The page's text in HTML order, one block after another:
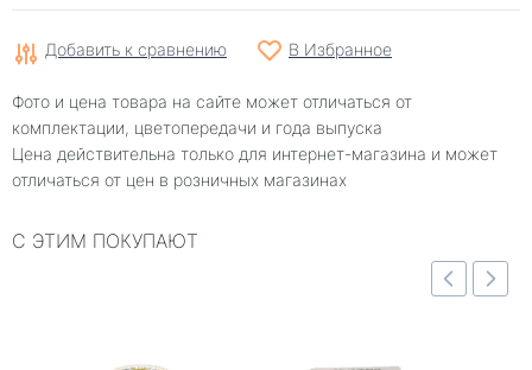
Добавить к сравнению В Избранное
Фото и цена товара на сайте может отличаться от
комплектации, цветопередачи и года выпуска
Цена действительна только для интернет-магазина и может
отличаться от цен в розничных магазинах
С ЭТИМ ПОКУПАЮТ
Быстрый просмотр